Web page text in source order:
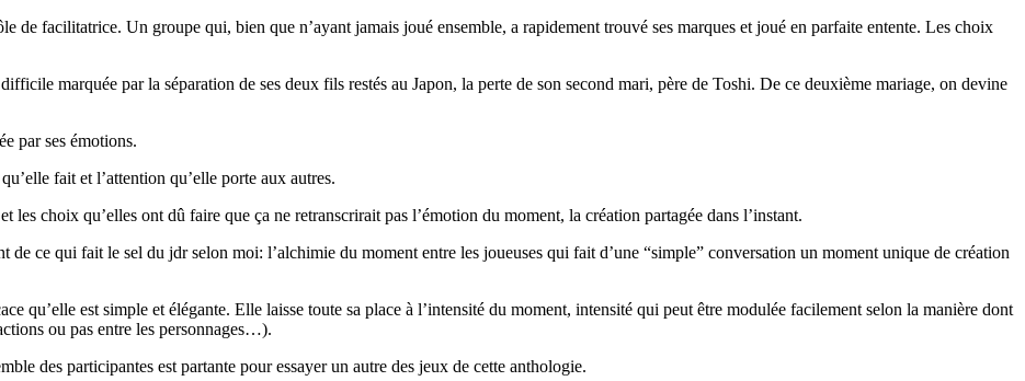
de facilitatrice. Un groupe qui, bien que n’ayant jamais joué ensemble, a rapidement trouvé ses marques et joué en parfaite entente. Les choix
marquée par la séparation de ses deux fils restés au Japon, la perte de son second mari, père de Toshi. De ce deuxième mariage, on devine
par ses émotions.
fait et l’attention qu’elle porte aux autres.
les choix qu’elles ont dû faire que ça ne retranscrirait pas l’émotion du moment, la création partagée dans l’instant.
de ce qui fait le sel du jdr selon moi: l’alchimie du moment entre les joueuses qui fait d’une “simple” conversation un moment unique de création
qu’elle est simple et élégante. Elle laisse toute sa place à l’intensité du moment, intensité qui peut être modulée facilement selon la manière dont
ou pas entre les personnages…).
des participantes est partante pour essayer un autre des jeux de cette anthologie.